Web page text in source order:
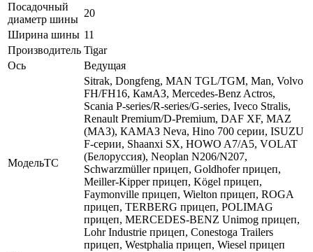
Посадочный
диаметр шины
20
Ширина шины 11
Производитель Tigar
Ось
Ведущая
МодельТС
Sitrak, Dongfeng, MAN TGL/TGM, Man, Volvo
FH/FH16, КамАЗ, Mercedes-Benz Actros,
Scania P-series/R-series/G-series, Iveco Stralis,
Renault Premium/D-Premium, DAF XF, MAZ
(МАЗ), КАМАЗ Neva, Hino 700 серии, ISUZU
F-серии, Shaanxi SX, HOWO A7/A5, VOLAT
(Белоруссия), Neoplan N206/N207,
Schwarzmüller прицеп, Goldhofer прицеп,
Meiller-Kipper прицеп, Kögel прицеп,
Faymonville прицеп, Wielton прицеп, ROGA
прицеп, TERBERG прицеп, POLIMAG
прицеп, MERCEDES-BENZ Unimog прицеп,
Lohr Industrie прицеп, Conestoga Trailers
прицеп, Westphalia прицеп, Wiesel прицеп